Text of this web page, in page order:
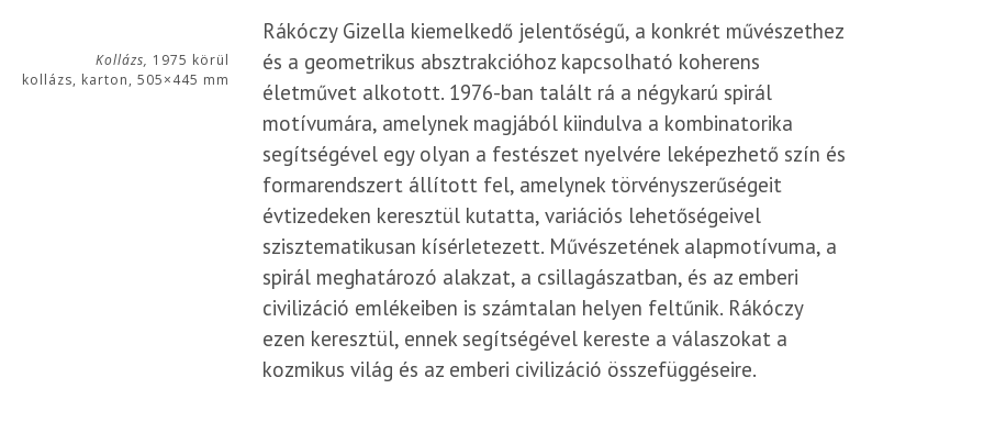
Kollázs, 1975 körül
kollázs, karton, 505×445 mm
Rákóczy Gizella kiemelkedő jelentőségű, a konkrét művészethez
és a geometrikus absztrakcióhoz kapcsolható koherens
életművet alkotott. 1976-ban talált rá a négykarú spirál
motívumára, amelynek magjából kiindulva a kombinatorika
segítségével egy olyan a festészet nyelvére leképezhető szín és
formarendszert állított fel, amelynek törvényszerűségeit
évtizedeken keresztül kutatta, variációs lehetőségeivel
szisztematikusan kísérletezett. Művészetének alapmotívuma, a
spirál meghatározó alakzat, a csillagászatban, és az emberi
civilizáció emlékeiben is számtalan helyen feltűnik. Rákóczy
ezen keresztül, ennek segítségével kereste a válaszokat a
kozmikus világ és az emberi civilizáció összefüggéseire.